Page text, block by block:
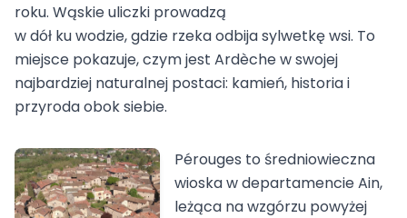
roku. Wąskie uliczki prowadzą
w dół ku wodzie, gdzie rzeka odbija sylwetkę wsi. To
miejsce pokazuje, czym jest Ardèche w swojej
najbardziej naturalnej postaci: kamień, historia i
przyroda obok siebie.
Pérouges to średniowieczna
wioska w departamencie Ain,
leżąca na wzgórzu powyżej